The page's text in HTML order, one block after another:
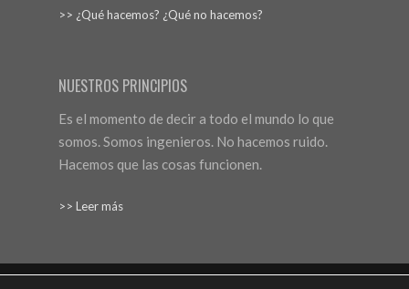
>> ¿Qué hacemos? ¿Qué no hacemos?
NUESTROS PRINCIPIOS
Es el momento de decir a todo el mundo lo que
somos. Somos ingenieros. No hacemos ruido.
Hacemos que las cosas funcionen.
>> Leer más